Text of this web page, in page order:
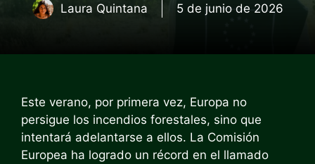
Laura Quintana 5 de junio de 2026
Este verano, por primera vez, Europa no
persigue los incendios forestales, sino que
intentará adelantarse a ellos. La Comisión
Europea ha logrado un récord en el llamado